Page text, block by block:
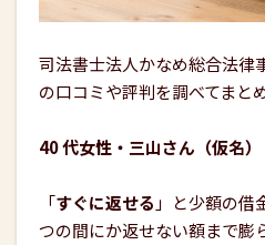
司法書士法人かなめ総合法律
の口コミや評判を調べてまと
40 代女性・三山さん（仮名）
「すぐに返せる 」と少額の借
つの間にか返せない額まで膨